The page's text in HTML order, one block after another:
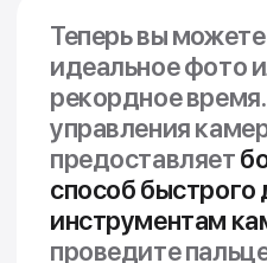
Чип A18.
Привет. ИИ.